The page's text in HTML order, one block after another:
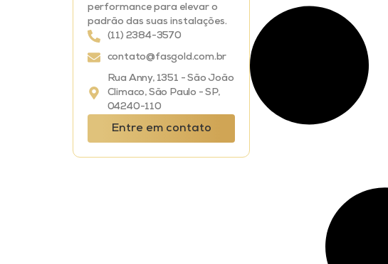
performance para elevar o
padrão das suas instalações.
(11) 2384-3570
contato@fasgold.com.br
Rua Anny, 1351 - São João
Climaco, São Paulo - SP,
04240-110
Entre em contato